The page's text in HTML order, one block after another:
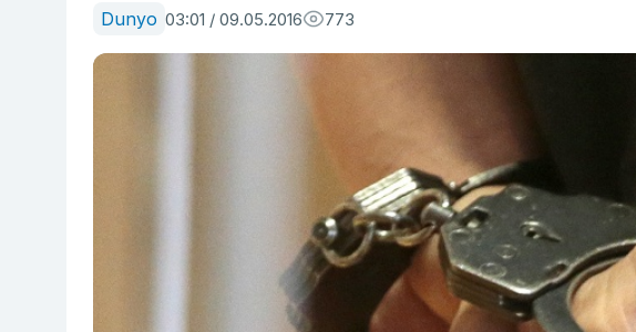
Dunyo 03:01 / 09.05.2016 773